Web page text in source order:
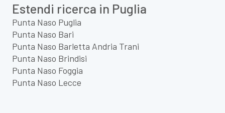
Estendi ricerca in Puglia
Punta Naso Puglia
Punta Naso Bari
Punta Naso Barletta Andria Trani
Punta Naso Brindisi
Punta Naso Foggia
Punta Naso Lecce